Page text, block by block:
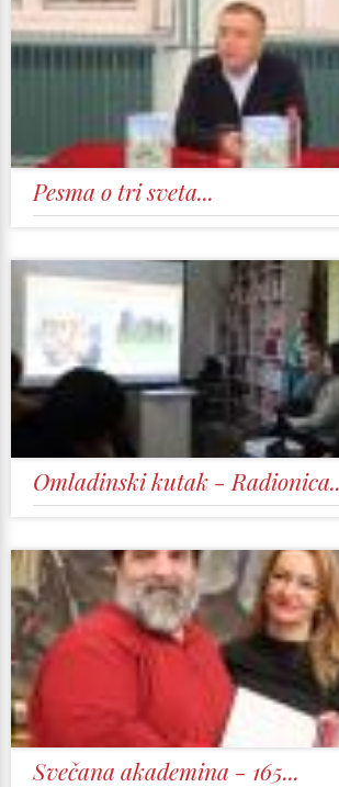
Pesma o tri sveta...
Omladinski kutak -
Svečana akademina - 165...